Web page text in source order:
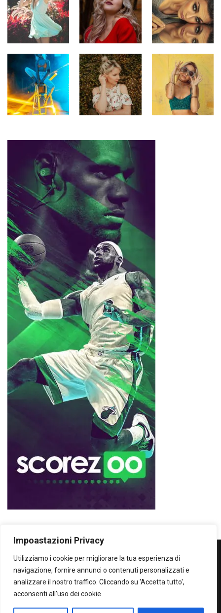
Impoastazioni Privacy
Utilizziamo i cookie per migliorare la tua esperienza di
navigazione, fornire annunci o contenuti personalizzati e
analizzare il nostro traffico. Cliccando su 'Accetta tutto',
acconsenti all'uso dei cookie.
WOWOWOW
SOLO IL MEGLIO...SECONDO ME!